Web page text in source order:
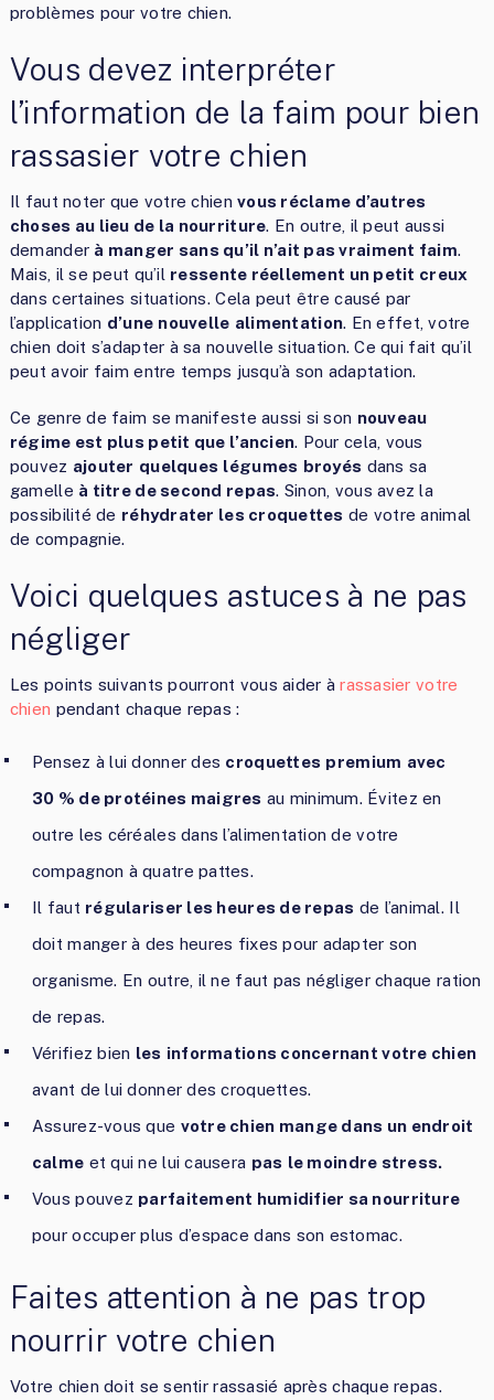
problèmes pour votre chien.
Vous devez interpréter
l’information de la faim pour bien
rassasier votre chien
Il faut noter que votre chienvous réclame d’autres
choses au lieu de la nourriture. En outre, il peut aussi
demander à manger sans qu’il n’ait pas vraiment faim.
Mais, il se peut qu’il ressente réellement un petit creux
dans certaines situations. Cela peut être causé par
l’application d’une nouvelle alimentation. En effet, votre
chien doit s’adapter à sa nouvelle situation. Ce qui fait qu’il
peut avoir faim entre temps jusqu’à son adaptation.
Ce genre de faim se manifeste aussi si son nouveau
régime est plus petit que l’ancien. Pour cela, vous
pouvez ajouter quelques légumes broyés dans sa
gamelle à titre de second repas. Sinon, vous avez la
possibilité de réhydrater les croquettes de votre animal
de compagnie.
Voici quelques astuces à ne pas
négliger
Les points suivants pourront vous aider àrassasier votre
chien pendant chaque repas :
Pensez à lui donner des croquettes premium avec
30 % de protéines maigres au minimum. Évitez en
outre les céréales dans l’alimentation de votre
compagnon à quatre pattes.
Il faut régulariser les heures de repas de l’animal. Il
doit manger à des heures fixes pour adapter son
organisme. En outre, il ne faut pas négliger chaque ration
de repas.
Vérifiez bien les informations concernant votre chien
avant de lui donner des croquettes.
Assurez-vous que votre chien mange dans un endroit
calme et qui ne lui causera pas le moindre stress.
Vous pouvez parfaitement humidifier sa nourriture
pour occuper plus d’espace dans son estomac.
Faites attention à ne pas trop
nourrir votre chien
Votre chien doit se sentir rassasié après chaque repas.